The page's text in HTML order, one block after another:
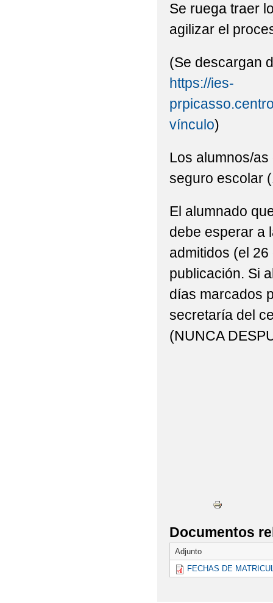
Se ruega traer
agilizar el
(Se descargan
https://ies-
vínculo)
Los alumnos/as
seguro escolar
El alumnado
debe esperar a
admitidos (el
publicación. Si
días marcados
secretaría del
(NUNCA
Documentos
Adjunto
FECHAS DE